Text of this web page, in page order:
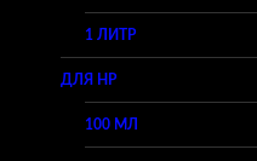
1 ЛИТР
ДЛЯ HP
100 МЛ